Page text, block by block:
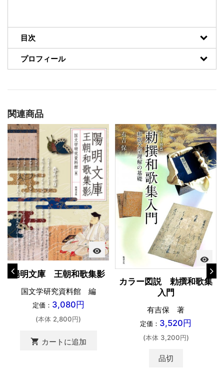
目次
プロフィール
関連商品
visibility
陽明文庫 王朝和歌集影
国文学研究資料館 編
定価： 3,080円
(本体 2,800円)
shopping_cart カートに追加
visibility
カラー図説 勅撰和歌集
入門
有吉保 著
定価： 3,520円
(本体 3,200円)
品切